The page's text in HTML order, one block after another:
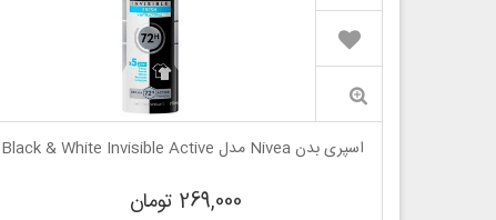
اسپری بدن Nivea مدل Black & White Invisible Active
269,000 تومان